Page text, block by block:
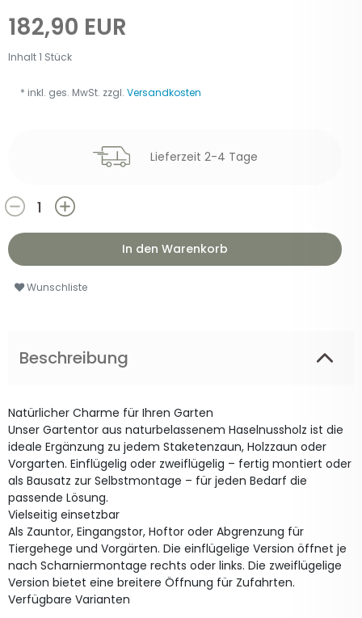
182,90 EUR
Inhalt1 Stück
Lieferzeit 2-4 Tage
In den Warenkorb
Wunschliste
* inkl. ges. MwSt. zzgl. Versandkosten
Beschreibung
Natürlicher Charme für Ihren Garten
Unser Gartentor aus naturbelassenem Haselnussholz ist die
ideale Ergänzung zu jedem Staketenzaun, Holzzaun oder
Vorgarten. Einflügelig oder zweiflügelig – fertig montiert oder
als Bausatz zur Selbstmontage – für jeden Bedarf die
passende Lösung.
Vielseitig einsetzbar
Als Zauntor, Eingangstor, Hoftor oder Abgrenzung für
Tiergehege und Vorgärten. Die einflügelige Version öffnet je
nach Scharniermontage rechts oder links. Die zweiflügelige
Version bietet eine breitere Öffnung für Zufahrten.
Verfügbare Varianten